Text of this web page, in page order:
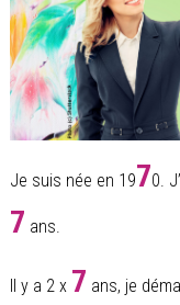
Je suis née en 1970.
7 ans.
Il y a 2 x 7 ans, je